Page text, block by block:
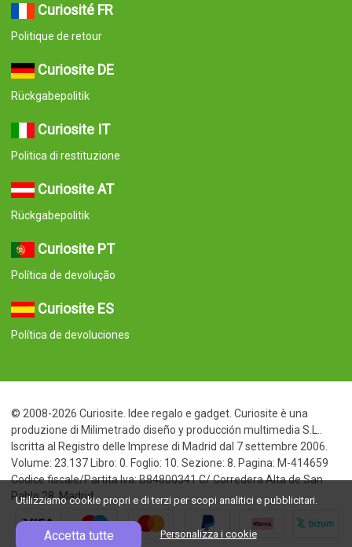
Curiosité FR
Politique de retour
Curiosite DE
Rückgabepolitik
Curiosite IT
Politica di restituzione
Curiosite AT
Rückgabepolitik
Curiosite PT
Política de devolução
Curiosite ES
Política de devoluciones
© 2008-2026 Curiosite. Idee regalo e gadget. Curiosite è una
produzione di Milimetrado diseño y producción multimedia S.L..
Iscritta al Registro delle Imprese di Madrid dal 7 settembre 2006.
Volume: 23.137 Libro: 0. Foglio: 10. Sezione: 8. Pagina: M-414659
Codice fiscale/Partita Iva: B84800341 C/ Corredera Alta de San
Pablo 28, Madrid
Utilizziamo cookie propri e di terzi per scopi analitici e pubblicitari.
Accetta tutte Personalizza i cookie